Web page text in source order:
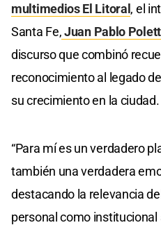
multimedios El Litoral, el
Santa Fe,Juan Pablo
discurso que combinó
reconocimiento al legado
su crecimiento en la ciudad.
“Para mí es un verdadero
también una verdadera
destacando la relevancia
personal como institucional